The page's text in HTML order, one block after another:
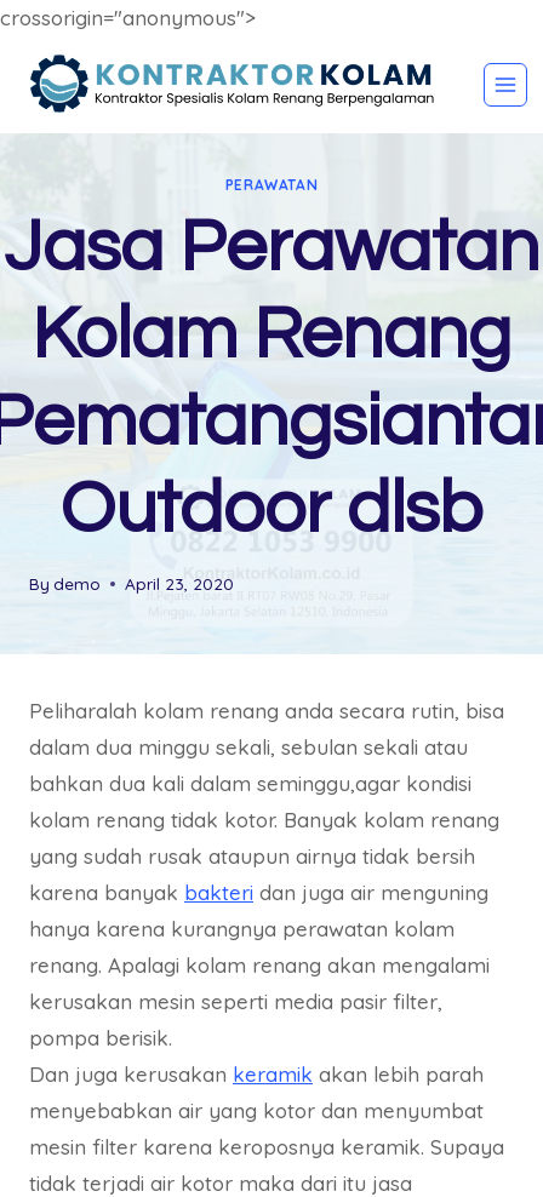
crossorigin="anonymous">
PERAWATAN
Jasa Perawatan
Kolam Renang
Outdoor dlsb
By demo April 23, 2020
Peliharalah kolam renang anda secara rutin, bisa
dalam dua minggu sekali, sebulan sekali atau
bahkan dua kali dalam seminggu,agar kondisi
kolam renang tidak kotor. Banyak kolam renang
yang sudah rusak ataupun airnya tidak bersih
karena banyak bakteri dan juga air menguning
hanya karena kurangnya perawatan kolam
renang. Apalagi kolam renang akan mengalami
kerusakan mesin seperti media pasir filter,
pompa berisik.
Dan juga kerusakan keramik akan lebih parah
menyebabkan air yang kotor dan menyumbat
mesin filter karena keroposnya keramik. Supaya
tidak terjadi air kotor maka dari itu jasa